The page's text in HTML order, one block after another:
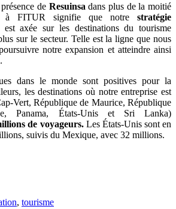
de Resuinsa dans plus de la moitié
à FITUR signifie que notre stratégie
est axée sur les destinations du tourisme
sur le secteur. Telle est la ligne que nous
notre expansion et atteindre ainsi
dans le monde sont positives pour la
les destinations où notre entreprise est
Vert, République de Maurice, République
Panama, États-Unis et Sri Lanka)
de voyageurs.Les États-Unis sont en
suivis du Mexique, avec 32 millions.
, tourisme